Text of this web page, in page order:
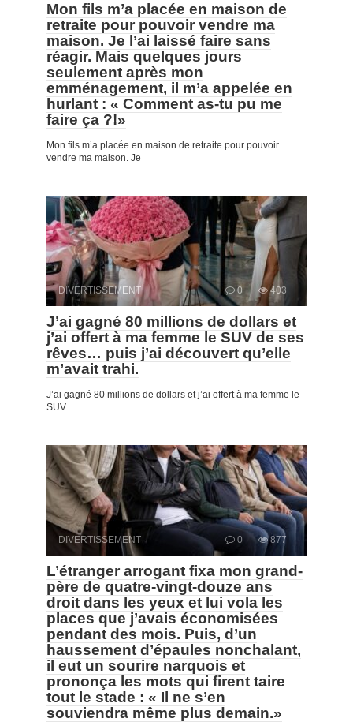
Mon fils m’a placée en maison de
retraite pour pouvoir vendre ma
maison. Je l’ai laissé faire sans
réagir. Mais quelques jours
seulement après mon
emménagement, il m’a appelée en
hurlant : « Comment as-tu pu me
faire ça ?!»
Mon fils m’a placée en maison de retraite pour pouvoir
vendre ma maison. Je
DIVERTISSEMENT 0 403
J’ai gagné 80 millions de dollars et
j’ai offert à ma femme le SUV de ses
rêves… puis j’ai découvert qu’elle
m’avait trahi.
J’ai gagné 80 millions de dollars et j’ai offert à ma femme le
SUV
DIVERTISSEMENT 0 877
L’étranger arrogant fixa mon grand-
père de quatre-vingt-douze ans
droit dans les yeux et lui vola les
places que j’avais économisées
pendant des mois. Puis, d’un
haussement d’épaules nonchalant,
il eut un sourire narquois et
prononça les mots qui firent taire
tout le stade : « Il ne s’en
souviendra même plus demain.»